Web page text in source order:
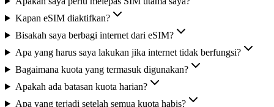
Kapan eSIM diaktifkan?
Bisakah saya berbagi internet dari eSIM?
Apa yang harus saya lakukan jika internet tidak berfungsi?
Bagaimana kuota yang termasuk digunakan?
Apakah ada batasan kuota harian?
Apa yang terjadi setelah semua kuota habis?